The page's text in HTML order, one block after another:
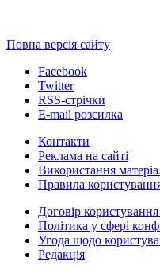
Повна версія сайту
Facebook
Twitter
RSS-стрічки
E-mail розсилка
Контакти
Реклама на сайті
Використання
Правила
Договір
Політика у сфері
Угода щодо
Редакція